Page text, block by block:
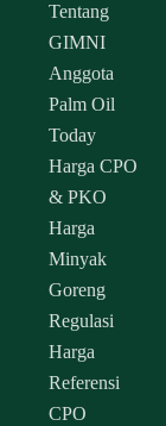
Tentang
GIMNI
Anggota
Palm Oil
Today
Harga CPO
& PKO
Harga
Minyak
Goreng
Regulasi
Harga
Referensi
CPO